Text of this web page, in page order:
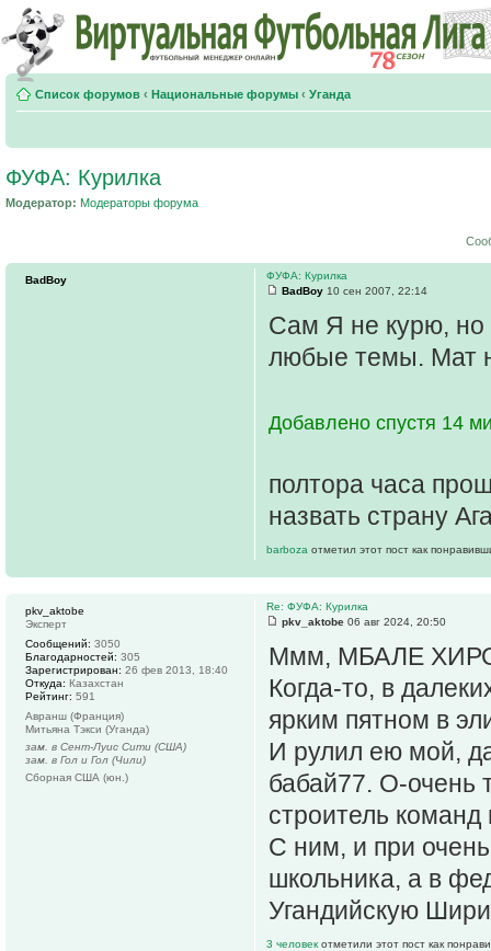
Список форумов ‹ Национальные форумы ‹ Уганда
ФУФА: Курилка
Модератор: Модераторы форума
ФУФА: Курилка
BadBoy 10 сен 2007, 22:14
Сам Я не курю, но
любые темы. Мат
Добавлено спустя 14
полтора часа
назвать страну
barboza отметил этот пост как
BadBoy
Re: ФУФА: Курилка
pkv_aktobe 06 авг 2024, 20:50
Ммм, МБАЛЕ
Когда-то, в
ярким пятном в
И рулил ею мой,
бабай77. О-очень
строитель
С ним, и при
школьника, а в
Угандийскую
3 человек отметили этот пост как
pkv_aktobe
Эксперт
Сообщений: 3050
Благодарностей: 305
Зарегистрирован: 26 фев 2013, 18:40
Откуда: Казахстан
Рейтинг: 591
Авранш (Франция)
Митьяна Тэкси (Уганда)
зам. в Сент-Луис Сити (США)
зам. в Гол и Гол (Чили)
Сборная США (юн.)